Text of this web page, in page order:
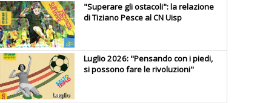
"Superare gli ostacoli": la relazione
di Tiziano Pesce al CN Uisp
Luglio 2026: "Pensando con i piedi,
si possono fare le rivoluzioni"